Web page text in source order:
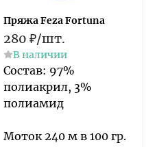
Пряжа Feza Fortuna
280 ₽/шт.
В наличии
Состав: 97%
полиакрил, 3%
полиамид
Моток 240 м в 100 гр.